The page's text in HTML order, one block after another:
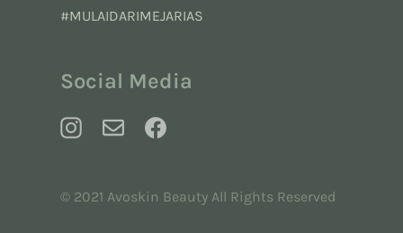
#MULAIDARIMEJARIAS
Social Media
© 2021 Avoskin Beauty All Rights Reserved